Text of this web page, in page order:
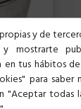
COMEDERO ACERO INOXIDABLE 891LORO
y de
y mostrarte
en tus hábitos
para saber
"Aceptar todas